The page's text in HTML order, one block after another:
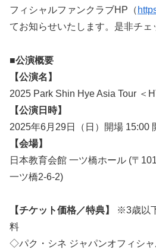
フィシャルファンクラブHP（
てお知らせいたします。是非チェ
■公演概要
【公演名】
2025 Park Shin Hye Asia Tour ＜
【公演日時】
2025年6月29日（日）開場
【会場】
日本教育会館 一ツ橋ホール (〒
一ツ橋2-6-2)
【チケット価格／特典】
※3歳以
料
◇パク・シネ ジャパンオフィシ